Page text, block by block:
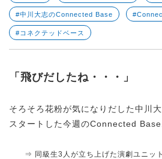
#中川大志のConnected Base
#コネクテッドベース
「飛びだしたね・・・」
そろそろ花粉が気になりだした中川
スタートした今週のConnected Base
⇒ 同級生3人が立ち上げた演劇ユニッ